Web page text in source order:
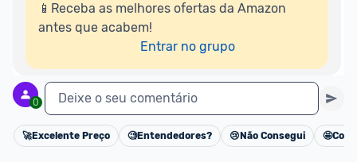
📱Receba as melhores ofertas da Amazon
antes que acabem!
Entrar no grupo
0 Deixe o seu comentário
Cancelar
🚀Excelente Preço 🧐Entendedores? 😢 Não Consegui 🤩